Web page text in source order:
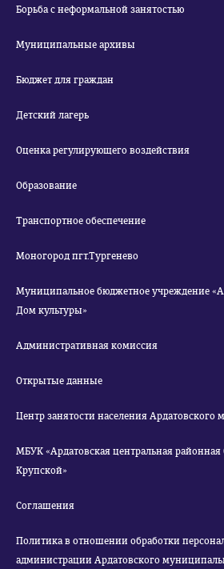
Борьба с неформальной занятостью
Муниципальные архивы
Бюджет для граждан
Детский лагерь
Оценка регулирующего воздействия
Образование
Транспортное обеспечение
Моногород пгт.Тургенево
Муниципальное бюджетное учреждение «Ардатовский районный
Дом культуры»
Административная комиссия
Открытые данные
Центр занятости населения Ардатовского
МБУК «Ардатовская центральная
Крупской»
Соглашения
Политика в отношении обработки
администрации Ардатовского